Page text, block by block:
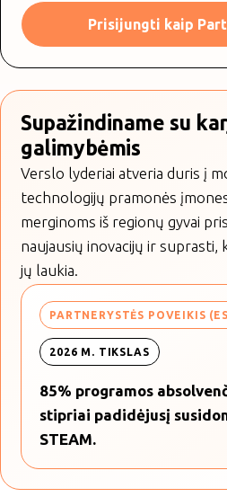
Prisijungti kaip
Supažindiname su
galimybėmis
Verslo lyderiai atveria duris į
technologijų pramonės
merginoms iš regionų gyvai
naujausių inovacijų ir suprasti,
jų laukia.
PARTNERYSTĖS POVEIKIS
2026 M. TIKSLAS
85% programos
stipriai padidėjusį
STEAM.